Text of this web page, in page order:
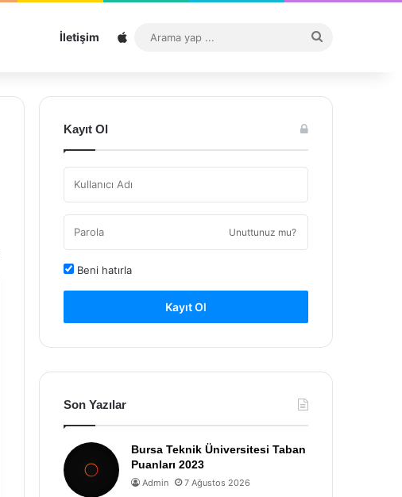
İletişim Sitemap
...
Kayıt Ol
Unuttunuz mu?
Beni hatırla
Kayıt Ol
Son Yazılar
Bursa Teknik Üniversitesi Taban
Puanları 2023
Admin 7 Ağustos 2026